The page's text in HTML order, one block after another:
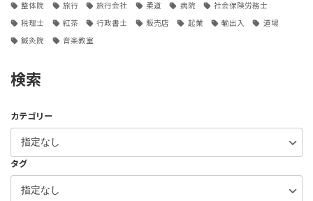
整体院 旅行 旅行会社 柔道 病院 社会保険労務士
税理士 紅茶 行政書士 販売店 起業 輸出入 道場
鍼灸院 音楽教室
検索
カテゴリー
タグ